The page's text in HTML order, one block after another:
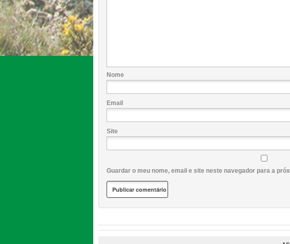
Nome
Email
Site
Guardar o meu nome, email e site neste navegador para a